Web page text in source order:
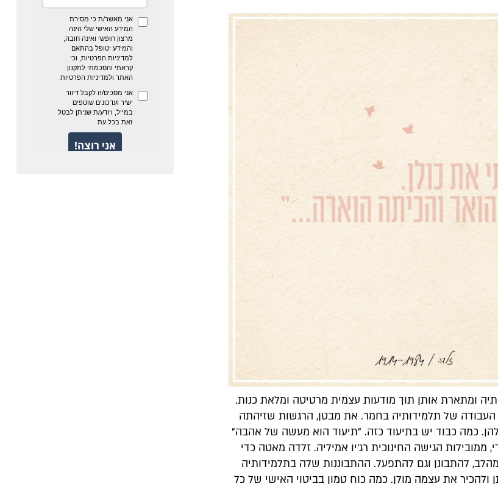
ומתארת אותן תוך מודעות עצמית מרטיטה ומלאת כנות.
של תלמידותיה בחמר. את מבטן, הרגשות שזיהתה
כמה כבוד יש בתיעוד כזה. "תיעוד הוא מעשה של אהבה"
ממובילות הגישה החינוכית רג'יו אמיליה. זלדה מאטה כדי
להתבונן וגם להתפעל. ההתבוננות שלה בתלמידותיה
את עצמה מולן. כמה כוח טמון בביטוי האישי של כל